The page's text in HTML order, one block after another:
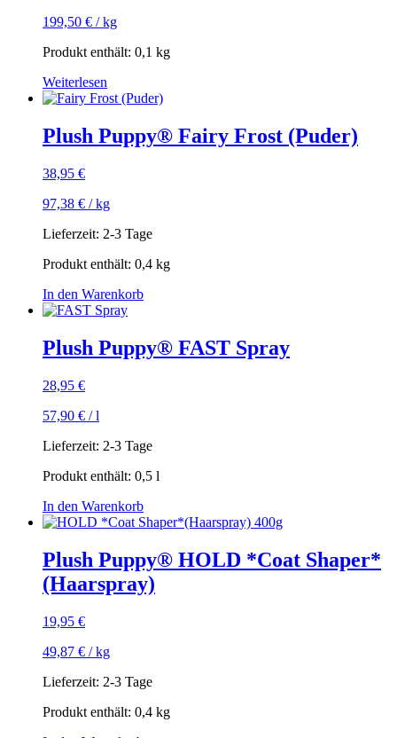
199,50 € /kg
Produkt enthält: 0,1 kg
Weiterlesen
Plush Puppy® Fairy Frost (Puder)
38,95 €
97,38 € /kg
Lieferzeit: 2-3 Tage
Produkt enthält: 0,4 kg
In den Warenkorb
Plush Puppy® FAST Spray
28,95 €
57,90 € /l
Lieferzeit: 2-3 Tage
Produkt enthält: 0,5 l
In den Warenkorb
Plush Puppy® HOLD *Coat Shaper*
(Haarspray)
19,95 €
49,87 € /kg
Lieferzeit: 2-3 Tage
Produkt enthält: 0,4 kg